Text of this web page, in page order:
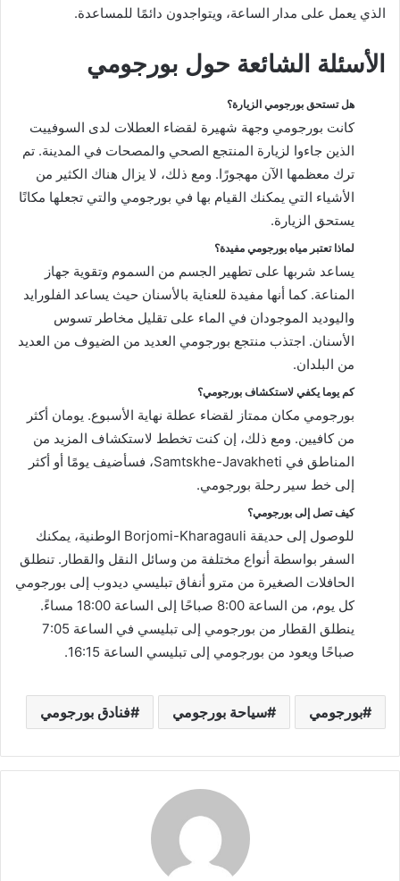
الذي يعمل على مدار الساعة، ويتواجدون دائمًا للمساعدة.
الأسئلة الشائعة حول بورجومي
هل تستحق بورجومي الزيارة؟
كانت بورجومي وجهة شهيرة لقضاء العطلات لدى السوفييت
الذين جاءوا لزيارة المنتجع الصحي والمصحات في المدينة. تم
ترك معظمها الآن مهجورًا. ومع ذلك، لا يزال هناك الكثير من
الأشياء التي يمكنك القيام بها في بورجومي والتي تجعلها مكانًا
يستحق الزيارة.
لماذا تعتبر مياه بورجومي مفيدة؟
يساعد شربها على تطهير الجسم من السموم وتقوية جهاز
المناعة. كما أنها مفيدة للعناية بالأسنان حيث يساعد الفلورايد
واليوديد الموجودان في الماء على تقليل مخاطر تسوس
الأسنان. اجتذب منتجع بورجومي العديد من الضيوف من العديد
من البلدان.
كم يوما يكفي لاستكشاف بورجومي؟
بورجومي مكان ممتاز لقضاء عطلة نهاية الأسبوع. يومان أكثر
من كافيين. ومع ذلك، إن كنت تخطط لاستكشاف المزيد من
المناطق في Samtskhe-Javakheti، فسأضيف يومًا أو أكثر
إلى خط سير رحلة بورجومي.
كيف تصل إلى بورجومي؟
للوصول إلى حديقة Borjomi-Kharagauli الوطنية، يمكنك
السفر بواسطة أنواع مختلفة من وسائل النقل والقطار. تنطلق
الحافلات الصغيرة من مترو أنفاق تبليسي ديدوب إلى بورجومي
كل يوم، من الساعة 8:00 صباحًا إلى الساعة 18:00 مساءً.
ينطلق القطار من بورجومي إلى تبليسي في الساعة 7:05
صباحًا ويعود من بورجومي إلى تبليسي الساعة 16:15.
بورجومي سياحة بورجومي فنادق بورجومي